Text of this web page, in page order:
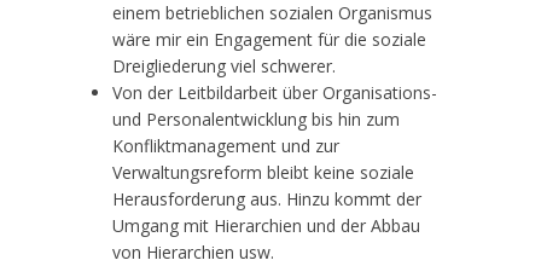
einem betrieblichen sozialen Organismus
wäre mir ein Engagement für die soziale
Dreigliederung viel schwerer.
Von der Leitbildarbeit über Organisations-
und Personalentwicklung bis hin zum
Konfliktmanagement und zur
Verwaltungsreform bleibt keine soziale
Herausforderung aus. Hinzu kommt der
Umgang mit Hierarchien und der Abbau
von Hierarchien usw.